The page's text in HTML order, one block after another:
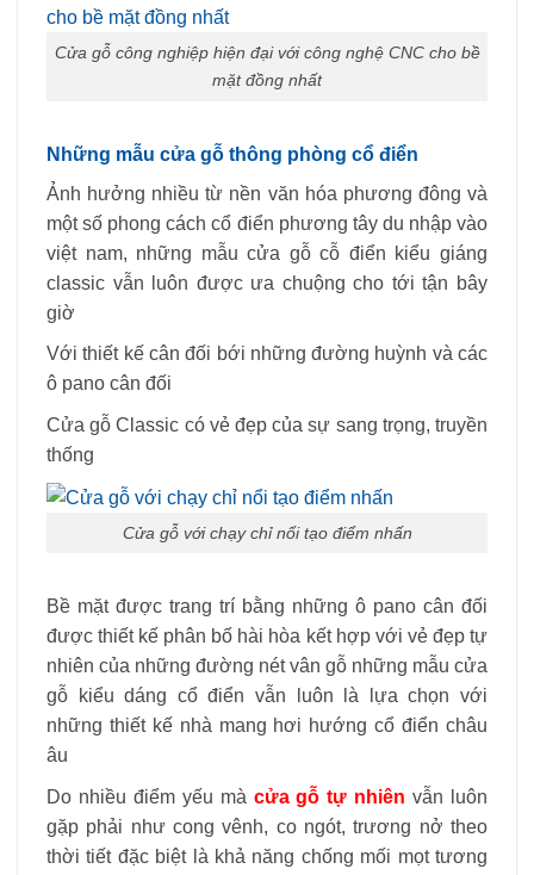
Cửa gỗ công nghiệp hiện đại với công nghệ CNC cho bề
mặt đồng nhất
Những mẫu cửa gỗ thông phòng cổ điển
Ảnh hưởng nhiều từ nền văn hóa phương đông và
một số phong cách cổ điển phương tây du nhập vào
việt nam, những mẫu cửa gỗ cỗ điển kiểu giáng
classic vẫn luôn được ưa chuộng cho tới tận bây
giờ
Với thiết kế cân đối bới những đường huỳnh và các
ô pano cân đối
Cửa gỗ Classic có vẻ đẹp của sự sang trọng, truyền
thống
Cửa gỗ với chạy chỉ nổi tạo điểm nhấn
Bề mặt được trang trí bằng những ô pano cân đối
được thiết kế phân bố hài hòa kết hợp với vẻ đẹp tự
nhiên của những đường nét vân gỗ những mẫu cửa
gỗ kiểu dáng cổ điển vẫn luôn là lựa chọn với
những thiết kế nhà mang hơi hướng cổ điển châu
âu
Do nhiều điểm yếu mà cửa gỗ tự nhiên vẫn luôn
gặp phải như cong vênh, co ngót, trương nở theo
thời tiết đặc biệt là khả năng chống mối mọt tương